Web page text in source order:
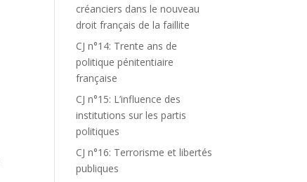
créanciers dans le nouveau
droit français de la faillite
CJ n°14: Trente ans de
politique pénitentiaire
française
CJ n°15: L’influence des
institutions sur les partis
politiques
CJ n°16: Terrorisme et libertés
publiques